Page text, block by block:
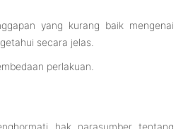
yang kurang baik mengenai
secara jelas.
perlakuan.
hak narasumber tentang